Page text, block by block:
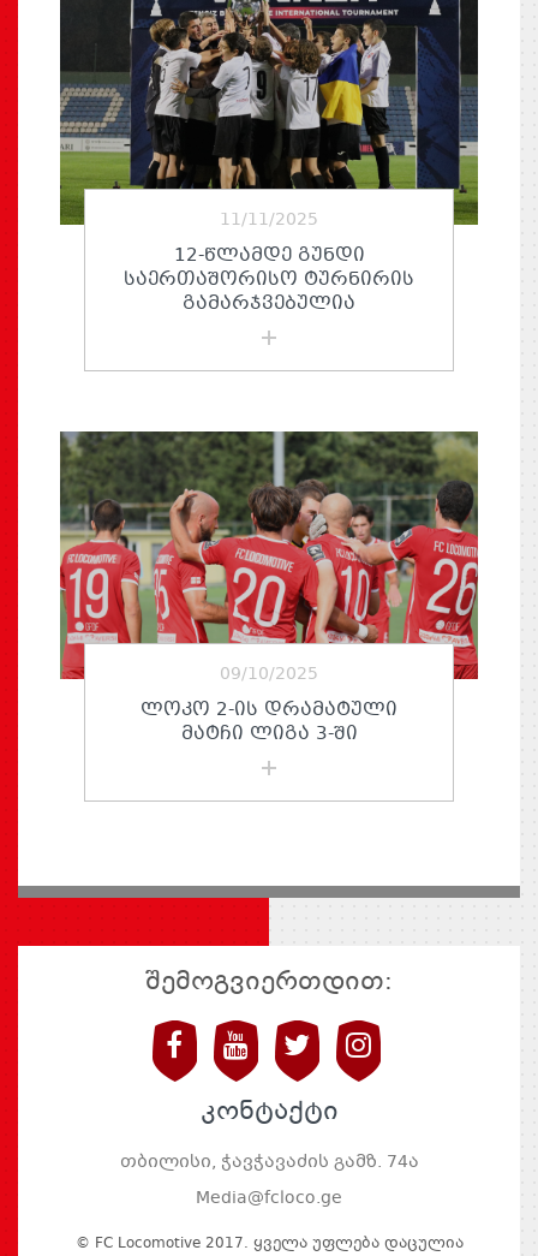
11/11/2025
12-ᲬᲚᲐᲛᲓᲔ ᲒᲣᲜᲓᲘ
ᲡᲐᲔᲠᲗᲐᲨᲝᲠᲘᲡᲝ ᲢᲣᲠᲜᲘᲠᲘᲡ
ᲒᲐᲛᲐᲠᲯᲕᲔᲑᲣᲚᲘᲐ
09/10/2025
ᲚᲝᲙᲝ 2-ᲘᲡ ᲓᲠᲐᲛᲐᲢᲣᲚᲘ
ᲛᲐᲢᲩᲘ ᲚᲘᲒᲐ 3-ᲨᲘ
შემოგვიერთდით:
კონტაქტი
თბილისი, ჭავჭავაძის გამზ. 74ა
Media@fcloco.ge
© FC Locomotive 2017. Ყველა Უფლება Დაცულია